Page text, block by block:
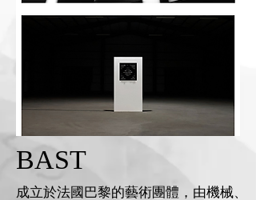
BAST
成立於法國巴黎的藝術團體，由機械、